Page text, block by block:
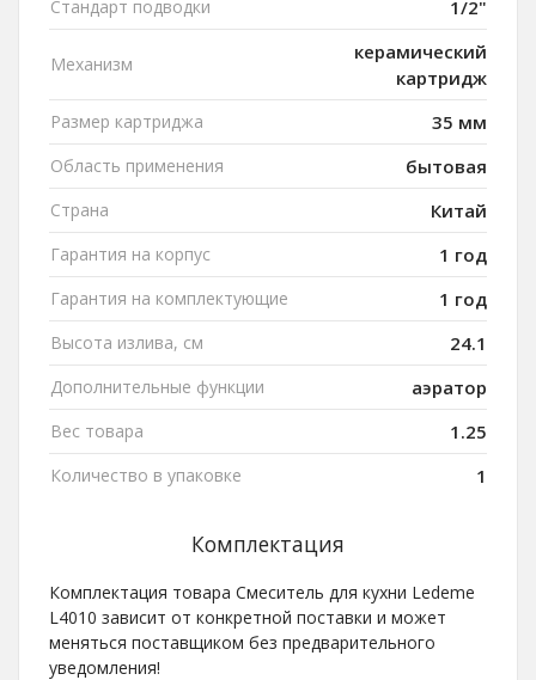
Стандарт подводки 1/2"
Механизм
керамический
картридж
Размер картриджа 35 мм
Область применения бытовая
Страна Китай
Гарантия на корпус 1 год
Гарантия на комплектующие 1 год
Высота излива, см 24.1
Дополнительные функции аэратор
Вес товара 1.25
Количество в упаковке 1
Комплектация
Комплектация товара Смеситель для кухни Ledeme
L4010 зависит от конкретной поставки и может
меняться поставщиком без предварительного
уведомления!